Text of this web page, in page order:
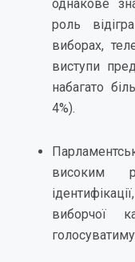
однакове
роль
виборах,
виступи
набагато
4%).
високим
виборчої